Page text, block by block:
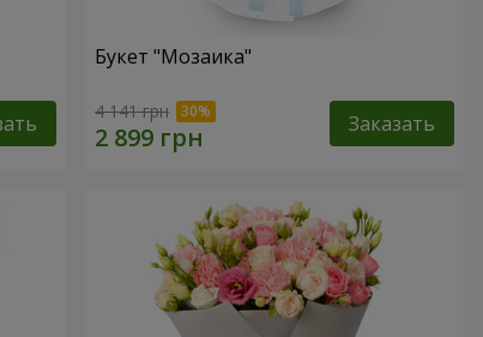
Букет "Мозаика"
4 141 грн Заказать